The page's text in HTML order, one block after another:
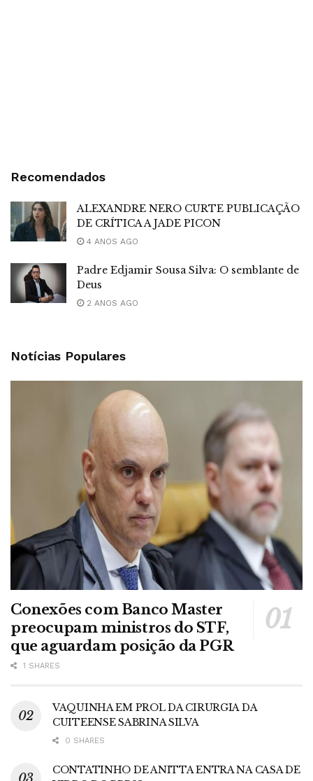
Recomendados
ALEXANDRE NERO CURTE PUBLICAÇÃO
DE CRÍTICA A JADE PICON
4 ANOS AGO
Padre Edjamir Sousa Silva: O semblante de
Deus
2 ANOS AGO
Notícias Populares
Conexões com Banco Master
preocupam ministros do STF,
que aguardam posição da PGR
1 SHARES
VAQUINHA EM PROL DA CIRURGIA DA
CUITEENSE SABRINA SILVA
0 SHARES
CONTATINHO DE ANITTA ENTRA NA CASA DE